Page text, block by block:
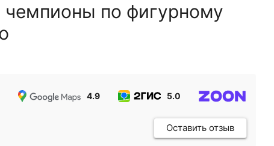
по фигурному
4.9 5.0
Оставить отзыв